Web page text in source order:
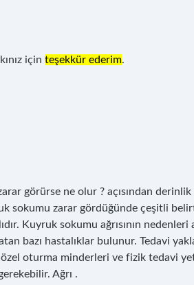
için teşekkür ederim.
görürse ne olur ? açısından
sokumu zarar gördüğünde çeşitli
Kuyruk sokumu ağrısının nedenleri
bazı hastalıklar bulunur. Tedavi
oturma minderleri ve fizik tedavi
Ağrı .